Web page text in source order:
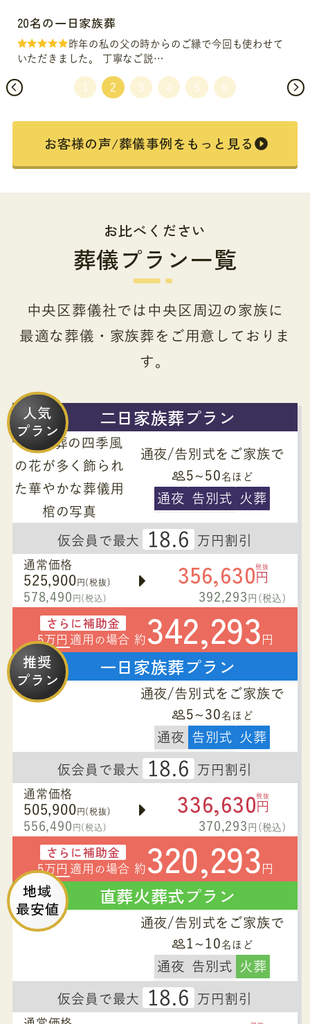
35名の二日家族葬
何も分からない私達にプランナーの久世様が優
しく丁寧に説明して下さりとて…
お客様の声/葬儀事例をもっと見る
お比べください
葬儀プラン一覧
中央区葬儀社では中央区周辺の家族に
最適な葬儀・家族葬をご用意しておりま
す。
人気
プラン
二日家族葬プラン
通夜/告別式をご家族で
5~50 名ほど
通夜 告別式 火葬
仮会員で最大 18.6 万円割引
通常価格
525,900 円(税抜)
578,490 円(税込)
356,630税抜
円
392,293 円(税込)
さらに補助金
5万円 適用 の 場合 約 342,293 円
推奨
プラン
一日家族葬プラン
通夜/告別式をご家族で
5~30 名ほど
通夜 告別式 火葬
仮会員で最大 18.6 万円割引
通常価格
505,900 円(税抜)
556,490 円(税込)
336,630税抜
円
370,293 円(税込)
さらに補助金
5万円 適用 の 場合 約 320,293 円
地域
最安値
直葬火葬式プラン
通夜/告別式をご家族で
1~10 名ほど
通夜 告別式 火葬
仮会員で最大 18.6 万円割引